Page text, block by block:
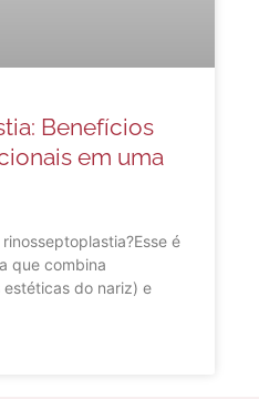
Benefícios
em uma
é
que combina
do nariz) e